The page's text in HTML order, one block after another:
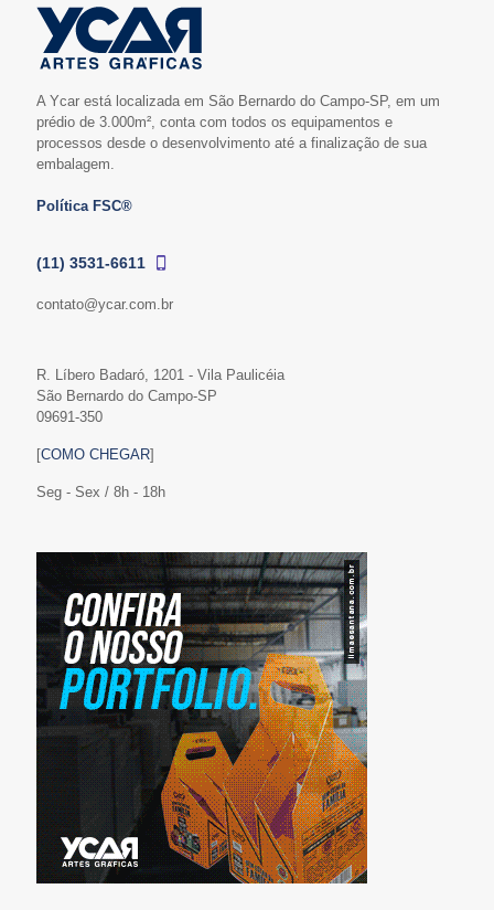
A Ycar está localizada em São Bernardo do Campo-SP, em um
prédio de 3.000m², conta com todos os equipamentos e
processos desde o desenvolvimento até a finalização de sua
embalagem.
Política FSC®
(11) 3531-6611
contato@ycar.com.br
R. Líbero Badaró, 1201 - Vila Paulicéia
São Bernardo do Campo-SP
09691-350
[COMO CHEGAR]
Seg - Sex / 8h - 18h